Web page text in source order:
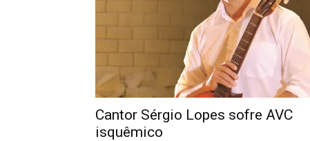
Cantor Sérgio Lopes sofre AVC
isquêmico